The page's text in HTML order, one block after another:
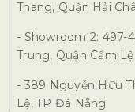
Thang, Quận Hải
- Showroom 2: 497-
Trung, Quận Cẩm
- 389 Nguyễn Hữu
Lệ, TP Đà Nẵng